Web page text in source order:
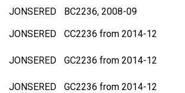
JONSERED
BC2236, 2008-09
JONSERED
CC2236 from 2014-12
JONSERED GC2236 from 2014-12
JONSERED
GC2236 from 2014-12